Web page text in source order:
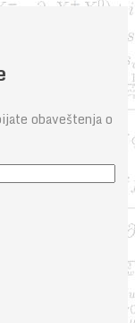
obaveštenja o